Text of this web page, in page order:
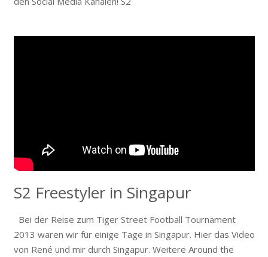
S2 Freestyler in Singapur
Bei der Reise zum Tiger Street Football Tournament
2013 waren wir für einige Tage in Singapur. Hier das Video
von René und mir durch Singapur. Weitere Around the